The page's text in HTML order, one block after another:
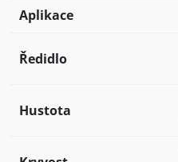
Aplikace
Ředidlo
Hustota